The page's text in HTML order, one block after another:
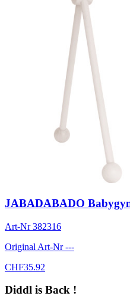
JABADABADO
Art-Nr382316
Original Art-Nr---
CHF35.92
Diddl is Back !